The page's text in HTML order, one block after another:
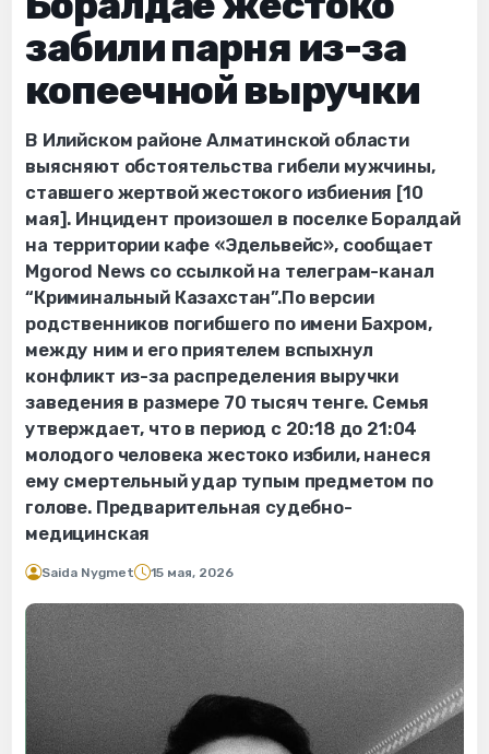
забили парня из-за
копеечной выручки
В Илийском районе Алматинской области
выясняют обстоятельства гибели мужчины,
ставшего жертвой жестокого избиения [10
мая]. Инцидент произошел в поселке Боралдай
на территории кафе «Эдельвейс», сообщает
Mgorod News со ссылкой на телеграм-канал
“Криминальный Казахстан”.По версии
родственников погибшего по имени Бахром,
между ним и его приятелем вспыхнул
конфликт из-за распределения выручки
заведения в размере 70 тысяч тенге. Семья
утверждает, что в период с 20:18 до 21:04
молодого человека жестоко избили, нанеся
ему смертельный удар тупым предметом по
голове. Предварительная судебно-
медицинская
Saida Nygmet 15 мая, 2026